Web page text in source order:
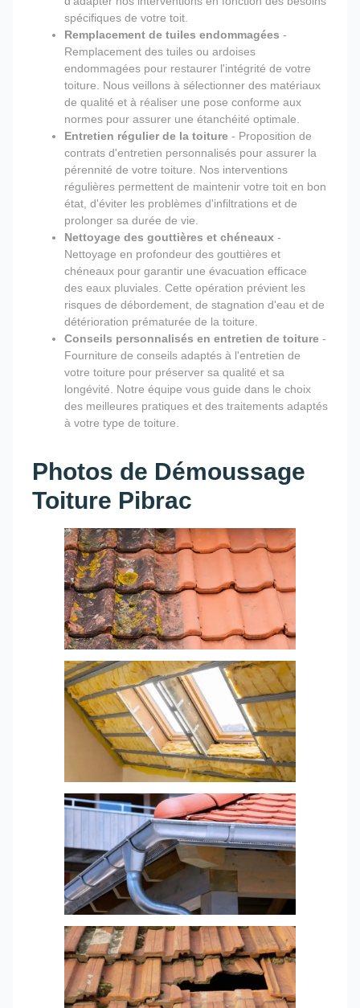
spécifiques de votre toit.
Remplacement de tuiles endommagées -
Remplacement des tuiles ou ardoises
endommagées pour restaurer l'intégrité de votre
toiture. Nous veillons à sélectionner des matériaux
de qualité et à réaliser une pose conforme aux
normes pour assurer une étanchéité optimale.
Entretien régulier de la toiture - Proposition de
contrats d'entretien personnalisés pour assurer la
pérennité de votre toiture. Nos interventions
régulières permettent de maintenir votre toit en bon
état, d'éviter les problèmes d'infiltrations et de
prolonger sa durée de vie.
Nettoyage des gouttières et chéneaux -
Nettoyage en profondeur des gouttières et
chéneaux pour garantir une évacuation efficace
des eaux pluviales. Cette opération prévient les
risques de débordement, de stagnation d'eau et de
détérioration prématurée de la toiture.
Conseils personnalisés en entretien de toiture -
Fourniture de conseils adaptés à l'entretien de
votre toiture pour préserver sa qualité et sa
longévité. Notre équipe vous guide dans le choix
des meilleures pratiques et des traitements adaptés
à votre type de toiture.
Photos de Démoussage
Toiture Pibrac